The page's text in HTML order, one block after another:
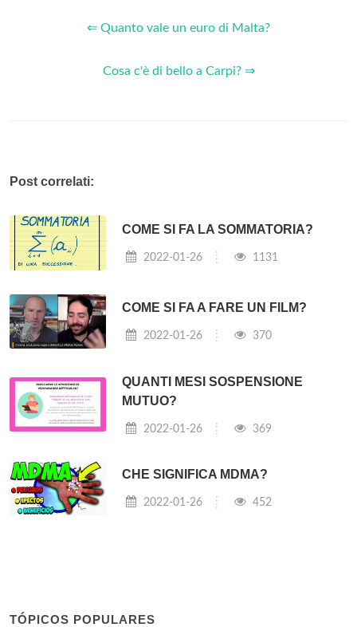
⇐ Quanto vale un euro di Malta?
Cosa c'è di bello a Carpi? ⇒
Post correlati:
COME SI FA LA SOMMATORIA?
2022-01-26 1131
COME SI FA A FARE UN FILM?
2022-01-26 370
QUANTI MESI SOSPENSIONE
MUTUO?
2022-01-26 369
CHE SIGNIFICA MDMA?
2022-01-26 452
TÓPICOS POPULARES